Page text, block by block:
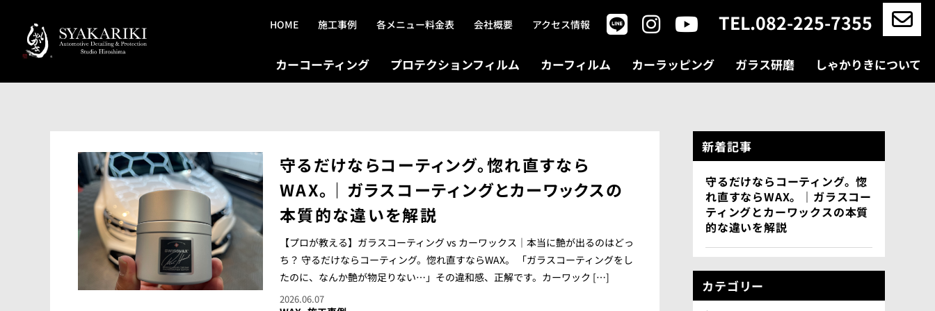
HOME 施工事例 各メニュー料金表 会社概要 アクセス情報 TEL.082-225-7355
カーコーティング プロテクションフィルム カーフィルム カーラッピング ガラス研磨 しゃかりきについて
守るだけならコーティング。惚れ直すなら
WAX。｜ガラスコーティングとカーワックスの
本質的な違いを解説
【プロが教える】ガラスコーティング vs カーワックス｜本当に艶が出るのはどっ
ち？ 守るだけならコーティング。惚れ直すならWAX。 「ガラスコーティングをし
たのに、なんか艶が物足りない…」その違和感、正解です。カーワック […]
2026.06.07
新着記事
守るだけならコーティング。惚
れ直すならWAX。｜ガラスコー
ティングとカーワックスの本質
的な違いを解説
カテゴリー